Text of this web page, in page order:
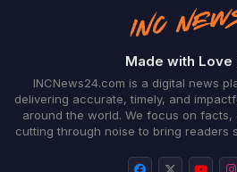
Made with Love
INCNews24.com is a digital news
delivering accurate, timely, and
around the world. We focus on
cutting through noise to bring readers